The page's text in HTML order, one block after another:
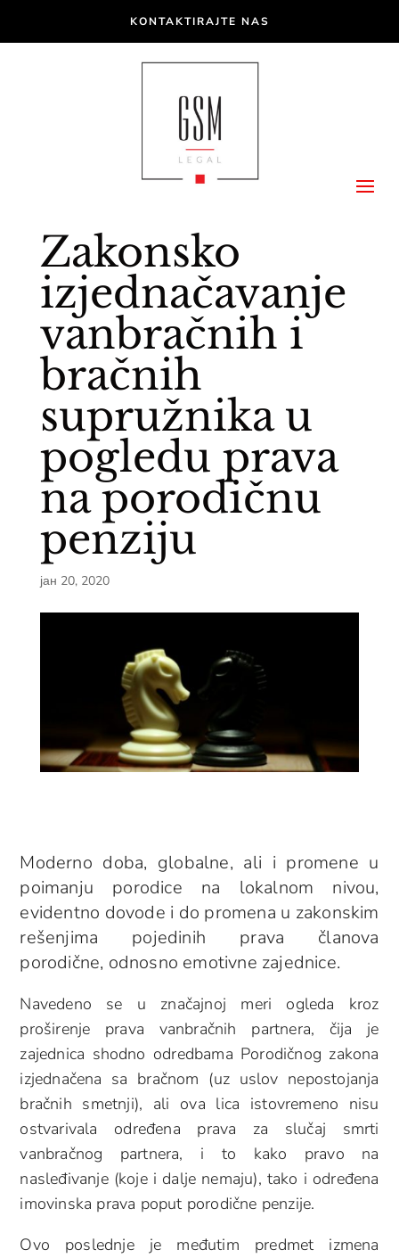
KONTAKTIRAJTE NAS
Zakonsko
izjednačavanje
vanbračnih i
bračnih
supružnika u
pogledu prava
na porodičnu
penziju
јан 20, 2020
Moderno doba, globalne, ali i promene u
poimanju porodice na lokalnom nivou,
evidentno dovode i do promena u zakonskim
rešenjima pojedinih prava članova
porodične, odnosno emotivne zajednice.
Navedeno se u značajnoj meri ogleda kroz
proširenje prava vanbračnih partnera, čija je
zajednica shodno odredbama Porodičnog zakona
izjednačena sa bračnom (uz uslov nepostojanja
bračnih smetnji), ali ova lica istovremeno nisu
ostvarivala određena prava za slučaj smrti
vanbračnog partnera, i to kako pravo na
nasleđivanje (koje i dalje nemaju), tako i određena
imovinska prava poput porodične penzije.
Ovo poslednje je međutim predmet izmena